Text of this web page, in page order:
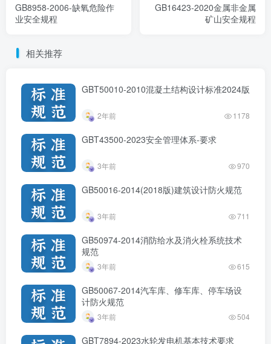
GB8958-2006-缺氧危险作
业安全规程
GB16423-2020金属非金属
矿山安全规程
相关推荐
GBT50010-2010混凝土结构设计标准2024版
2年前 1178
GBT43500-2023安全管理体系-要求
3年前 970
GB50016-2014(2018版)建筑设计防火规范
3年前 711
GB50974-2014消防给水及消火栓系统技术
规范
3年前 615
GB50067-2014汽车库、修车库、停车场设
计防火规范
3年前 504
GBT7894-2023水轮发电机基本技术要求